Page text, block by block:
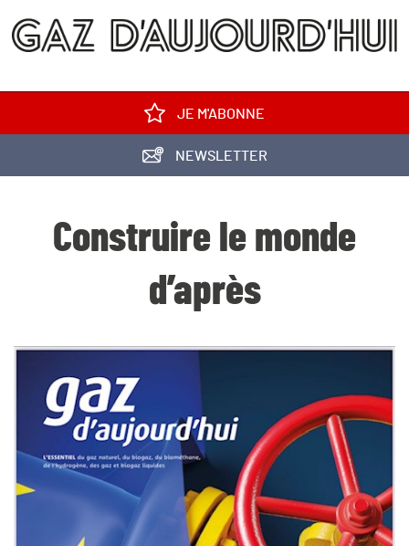
JE M'ABONNE
NEWSLETTER
Construire le monde
d’après